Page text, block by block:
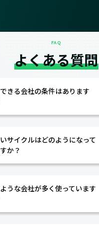
FAQ
よくある質問
きる会社の条件はあります
サイクルはどのようになって
か？
うな会社が多く使っています